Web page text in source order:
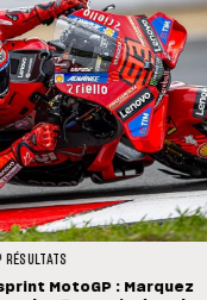
RÉSULTATS
MotoGP : Marquez